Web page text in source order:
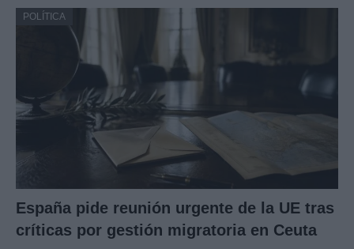
POLÍTICA
España pide reunión urgente de la UE tras
críticas por gestión migratoria en Ceuta